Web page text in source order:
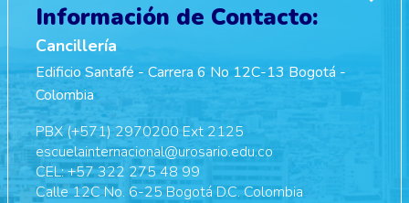
Información de Contacto:
Cancillería
Edificio Santafé - Carrera 6 No 12C-13 Bogotá -
Colombia
PBX (+571) 2970200 Ext 2125
escuelainternacional@urosario.edu.co
CEL: +57 322 275 48 99
Calle 12C No. 6-25 Bogotá D.C. Colombia